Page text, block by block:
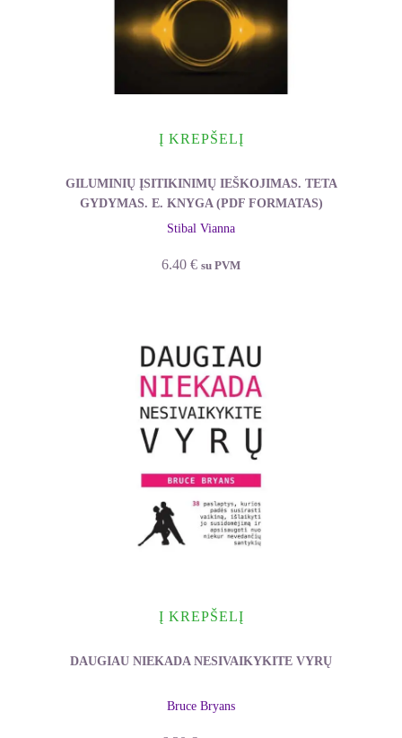
Į KREPŠELĮ
GILUMINIŲ ĮSITIKINIMŲ IEŠKOJIMAS. TETA
GYDYMAS. E. KNYGA (PDF FORMATAS)
Stibal Vianna
6.40 € su PVM
Į KREPŠELĮ
DAUGIAU NIEKADA NESIVAIKYKITE VYRŲ
Bruce Bryans